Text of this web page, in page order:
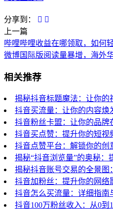
分享到：
上一篇
哔哩哔哩收益在哪领取，如何
微博国际版阅读量暴增，海外
相关推荐
揭秘抖音标题魔法：让你的
抖音买流量：让你的内容焕
抖音粉丝卡盟：让你的品
抖音买点赞：提升你的短视
抖音点赞平台：解锁你的创
揭秘“抖音浏览量”的奥秘：
揭秘抖音账号交易的全景图
抖音加粉丝：提升你的网络
抖音怎么买流量：详细指南
抖音100万粉丝收入：从0到